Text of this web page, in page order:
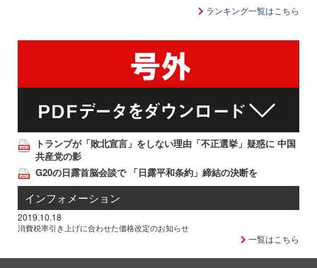
ランキング一覧はこちら
トランプが「敗北宣言」をしない理由「不正選挙」疑惑に 中国
共産党の影
G20の日露首脳会談で 「日露平和条約」締結の決断を
インフォメーション
2019.10.18
消費税率引き上げに合わせた価格改定のお知らせ
一覧はこちら